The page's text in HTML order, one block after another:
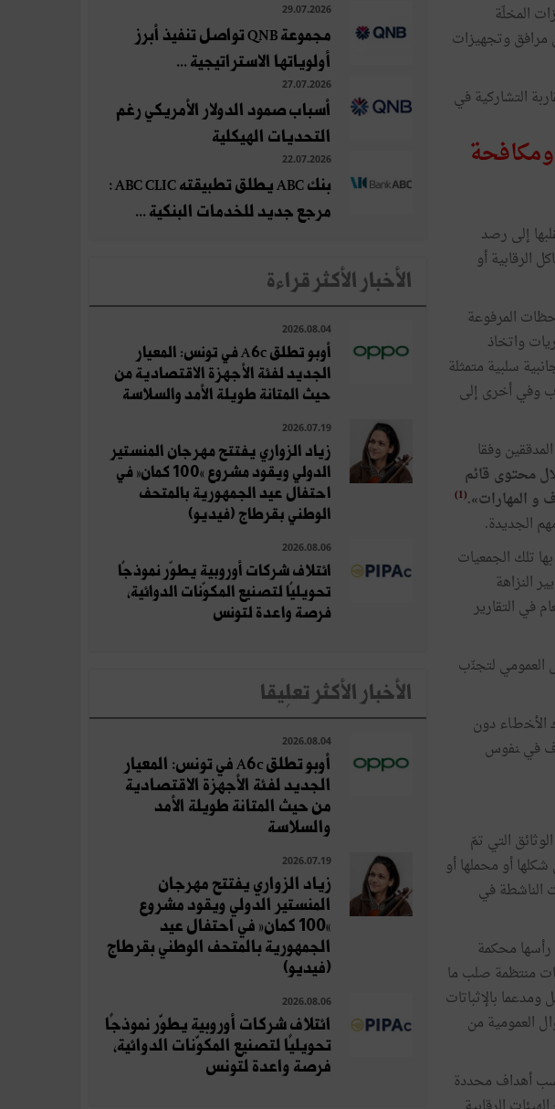
المخلّة
مرافق وتجهيزات
التشاركية في
إلى رصد
الرقابية أو
المرفوعة
واتخاذ
سلبية متمثلة
وفي أخرى إلى
وفقا
محتوى قائم
و المهارات».(1)
الجديدة.
تلك الجمعيات
النزاهة
في التقارير
العمومي ﻟﺘﺠﻨّﺏ
ﺍﻷﺨﻁﺎﺀ ﺩﻭﻥ
ﻓﻲ ﻨﻔﻭﺱ
التي تمّ
أو محملها أو
الناشطة في
محكمة
منتظمة صلب ما
بالإثباتات
العمومية من
أهداف محددة
29.07.2026
مجموعة QNB تواصل تنفيذ أبرز
أولوياتها الاستراتيجية ...
27.07.2026
أسباب صمود الدولار الأمريكي رغم
التحديات الهيكلية
22.07.2026
بنك ABC يطلق تطبيقته ABC CLIC :
مرجع جديد للخدمات البنكية ...
الأخبار الأكثر قراءة
2026.08.04
أوبو تطلق A6c في تونس: المعيار
الجديد لفئة الأجهزة الاقتصادية من
حيث المتانة طويلة الأمد والسلاسة
2026.07.19
زياد الزواري يفتتح مهرجان المنستير
الدولي ويقود مشروع «100 كمان» في
احتفال عيد الجمهورية بالمتحف
الوطني بقرطاج (فيديو)
2026.08.06
ائتلاف شركات أوروبية يطوّر نموذجًا
تحويليًا لتصنيع المكوّنات الدوائية،
فرصة واعدة لتونس
الأخبار الأكثر تعلِيقا
2026.08.04
أوبو تطلق A6c في تونس: المعيار
الجديد لفئة الأجهزة الاقتصادية
من حيث المتانة طويلة الأمد
والسلاسة
2026.07.19
زياد الزواري يفتتح مهرجان
المنستير الدولي ويقود مشروع
«100 كمان» في احتفال عيد
الجمهورية بالمتحف الوطني بقرطاج
(فيديو)
2026.08.06
ائتلاف شركات أوروبية يطوّر نموذجًا
تحويليًا لتصنيع المكوّنات الدوائية،
فرصة واعدة لتونس